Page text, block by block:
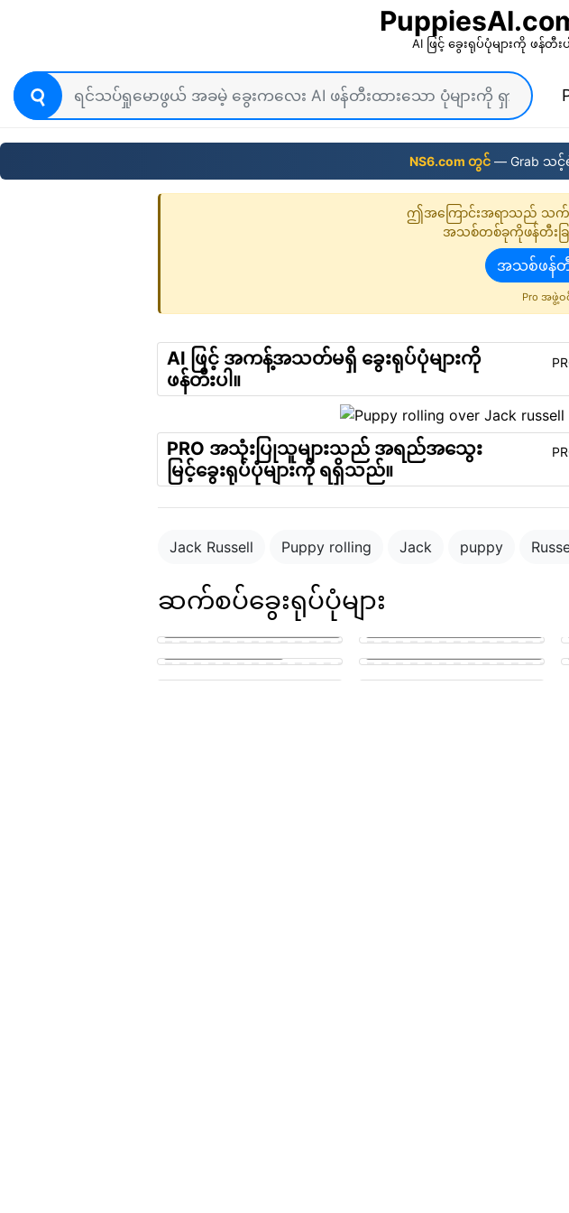
AI ဖြင့် ခွေးရုပ်ပုံများကို ဖန်တီးပ
NS6.com တွင်— Grab သင့်
ဤအကြောင်းအရာသည် သက်တ
အသစ်တစ်ခုကိုဖန်တီးခြ
အသစ်ဖန်တီ
Pro အဖွဲ့ဝ
AI ဖြင့် အကန့်အသတ်မရှိ ခွေးရုပ်ပုံများကို
ဖန်တီးပါ။
PRO အသုံးပြုသူများသည် အရည်အသွေး
မြင့်ခွေးရုပ်ပုံများကို ရရှိသည်။
Jack Russell Puppy rolling Jack puppy
ဆက်စပ်ခွေးရုပ်ပုံများ
puppy in the park playing with
cute puppy getting his knot
Small golden puppy eagerly